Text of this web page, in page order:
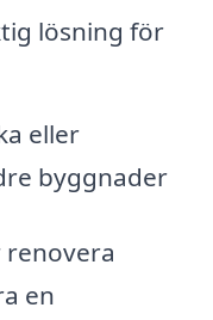
lösning för
eller
byggnader
en